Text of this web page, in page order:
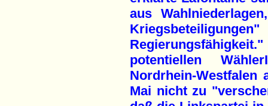
aus
potentiellen
Nordrhein-Westfalen
Mai nicht zu